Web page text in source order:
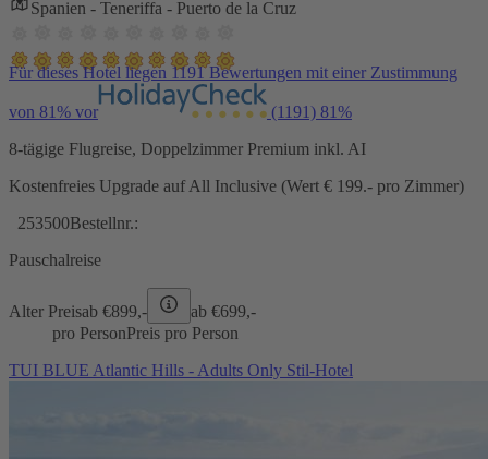
Spanien - Teneriffa - Puerto de la Cruz
Für dieses Hotel liegen 1191 Bewertungen mit einer Zustimmung
von 81% vor (1191) 81%
8-tägige Flugreise, Doppelzimmer Premium inkl. AI
Kostenfreies Upgrade auf All Inclusive (Wert € 199.- pro Zimmer)
253500Bestellnr.:
Pauschalreise
Alter Preisab €899,- ab €699,-
pro PersonPreis pro Person
TUI BLUE Atlantic Hills - Adults Only Stil-Hotel